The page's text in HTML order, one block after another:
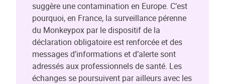
suggère une contamination en Europe. C’est
pourquoi, en France, la surveillance pérenne
du Monkeypox par le dispositif de la
déclaration obligatoire est renforcée et des
messages d’informations et d’alerte sont
adressés aux professionnels de santé. Les
échanges se poursuivent par ailleurs avec les